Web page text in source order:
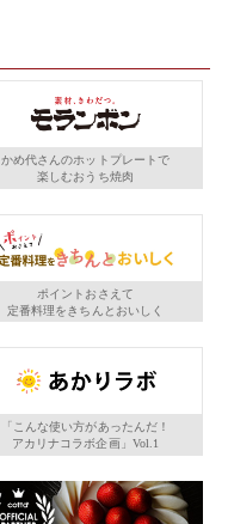
かめ代さんのホットプレートで
楽しむおうち焼肉
ポイントおさえて
定番料理をきちんとおいしく
「こんな使い方があったんだ！
アカリナコラボ企画」Vol.1